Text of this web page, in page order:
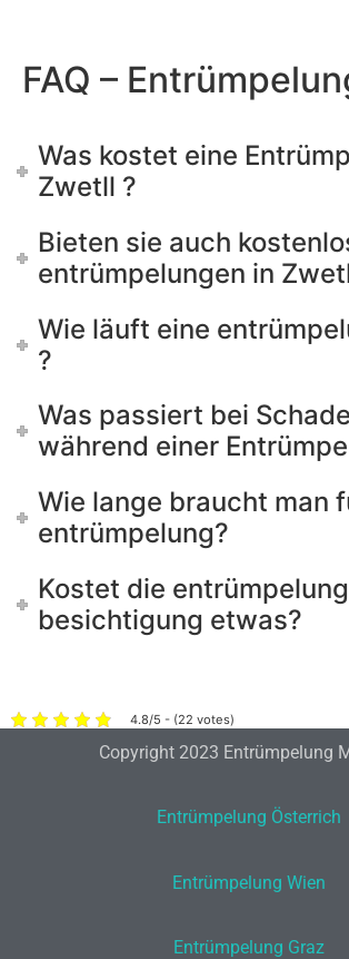
FAQ –
Was kostet eine
Zwetll ?
Bieten sie auch
entrümpelungen in
Wie läuft eine
?
Was passiert bei
während einer
Wie lange braucht man
entrümpelung?
Kostet die
besichtigung etwas?
4.8/5 - (22 votes)
Copyright 2023 Entrümpelung
Entrümpelung Österrich
Entrümpelung Wien
Entrümpelung Graz